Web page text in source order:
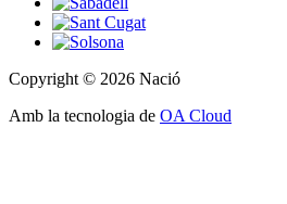
Copyright © 2026 Nació
Amb la tecnologia de OA Cloud